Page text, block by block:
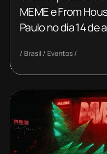
MEME e From
Paulo no dia 14 de
Brasil Eventos